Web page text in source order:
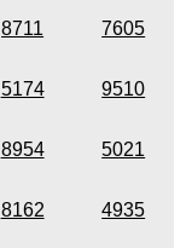
8711 7605
5174 9510
8954 5021
8162 4935